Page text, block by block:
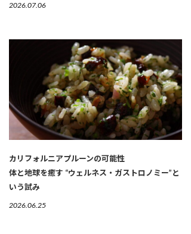
2026.07.06
カリフォルニアプルーンの可能性
体と地球を癒す “ウェルネス・ガストロノミー”と
いう試み
2026.06.25